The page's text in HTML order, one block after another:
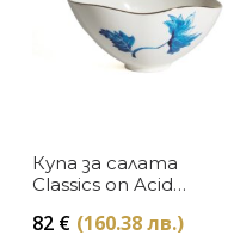
Купа за салата
Classics on Acid
Seletti
82 € (160.38 лв.)